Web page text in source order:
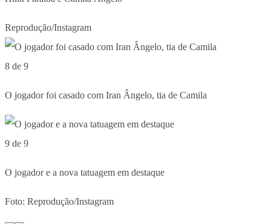
Reprodução/Instagram
8 de 9
O jogador foi casado com Iran Ângelo, tia de Camila
9 de 9
O jogador e a nova tatuagem em destaque
Foto: Reprodução/Instagram